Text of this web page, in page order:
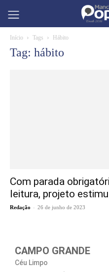
Início Tags Hábito
Tag: hábito
Com parada
leitura, projeto
Redação - 26 de junho de 2023
CAMPO GRANDE
Céu Limpo